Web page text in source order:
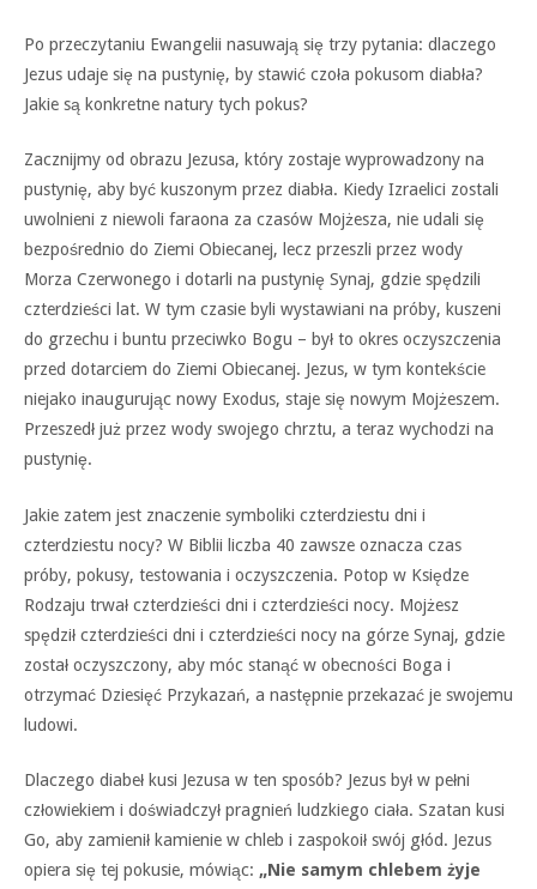
Po przeczytaniu Ewangelii nasuwają się trzy pytania: dlaczego
Jezus udaje się na pustynię, by stawić czoła pokusom diabła?
Jakie są konkretne natury tych pokus?
Zacznijmy od obrazu Jezusa, który zostaje wyprowadzony na
pustynię, aby być kuszonym przez diabła. Kiedy Izraelici zostali
uwolnieni z niewoli faraona za czasów Mojżesza, nie udali się
bezpośrednio do Ziemi Obiecanej, lecz przeszli przez wody
Morza Czerwonego i dotarli na pustynię Synaj, gdzie spędzili
czterdzieści lat. W tym czasie byli wystawiani na próby, kuszeni
do grzechu i buntu przeciwko Bogu – był to okres oczyszczenia
przed dotarciem do Ziemi Obiecanej. Jezus, w tym kontekście
niejako inaugurując nowy Exodus, staje się nowym Mojżeszem.
Przeszedł już przez wody swojego chrztu, a teraz wychodzi na
pustynię.
Jakie zatem jest znaczenie symboliki czterdziestu dni i
czterdziestu nocy? W Biblii liczba 40 zawsze oznacza czas
próby, pokusy, testowania i oczyszczenia. Potop w Księdze
Rodzaju trwał czterdzieści dni i czterdzieści nocy. Mojżesz
spędził czterdzieści dni i czterdzieści nocy na górze Synaj, gdzie
został oczyszczony, aby móc stanąć w obecności Boga i
otrzymać Dziesięć Przykazań, a następnie przekazać je swojemu
ludowi.
Dlaczego diabeł kusi Jezusa w ten sposób? Jezus był w pełni
człowiekiem i doświadczył pragnień ludzkiego ciała. Szatan kusi
Go, aby zamienił kamienie w chleb i zaspokoił swój głód. Jezus
opiera się tej pokusie, mówiąc: „Nie samym chlebem żyje